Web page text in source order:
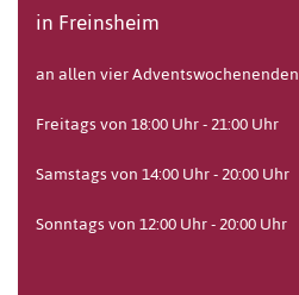
in Freinsheim
an allen vier Adventswochenenden
Freitags von 18:00 Uhr - 21:00 Uhr
Samstags von 14:00 Uhr - 20:00 Uhr
Sonntags von 12:00 Uhr - 20:00 Uhr